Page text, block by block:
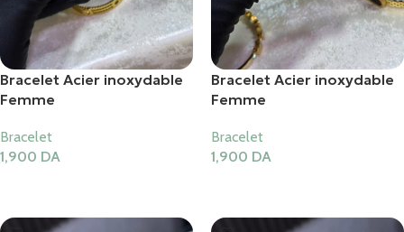
Bracelet Acier inoxydable
Femme
Bracelet
1,900 DA
Bracelet Acier inoxydable
Femme
Bracelet
1,900 DA